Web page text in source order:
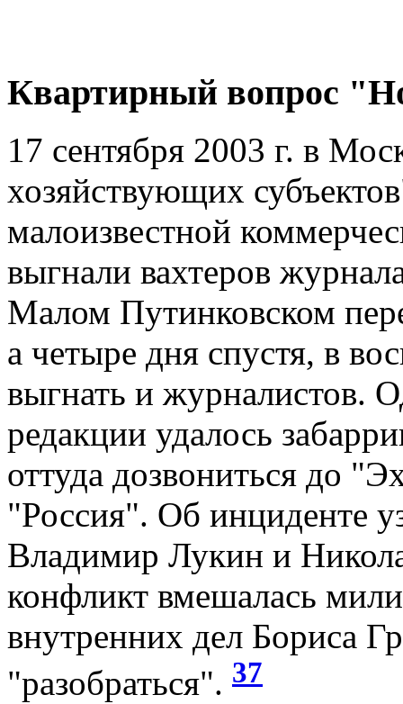
Квартирный вопрос
17 сентября 2003 г. в
хозяйствующих
малоизвестной
выгнали вахтеров
Малом Путинковском
а четыре дня спустя, в
выгнать и журналистов.
редакции удалось
оттуда дозвониться до
"Россия". Об инциденте
Владимир Лукин и
конфликт вмешалась
внутренних дел Бориса
"разобраться". 37